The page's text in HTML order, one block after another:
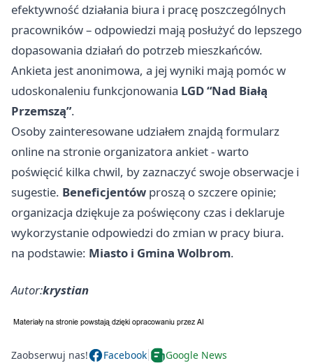
efektywność działania biura i pracę poszczególnych
pracowników – odpowiedzi mają posłużyć do lepszego
dopasowania działań do potrzeb mieszkańców.
Ankieta jest anonimowa, a jej wyniki mają pomóc w
udoskonaleniu funkcjonowania LGD “Nad Białą
Przemszą”.
Osoby zainteresowane udziałem znajdą formularz
online na stronie organizatora ankiet - warto
poświęcić kilka chwil, by zaznaczyć swoje obserwacje i
sugestie. Beneficjentów proszą o szczere opinie;
organizacja dziękuje za poświęcony czas i deklaruje
wykorzystanie odpowiedzi do zmian w pracy biura.
na podstawie: Miasto i Gmina Wolbrom.
Autor:krystian
Zaobserwuj nas! Facebook Google News